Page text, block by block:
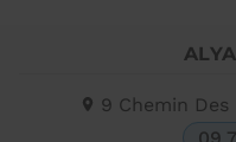
9 Chemin Des
09